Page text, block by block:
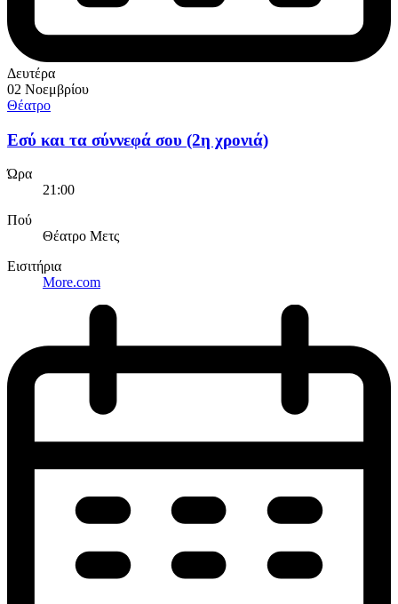
Δευτέρα
02 Νοεμβρίου
Θέατρο
Εσύ και τα σύννεφά σου (2η χρονιά)
Ώρα
21:00
Πού
Θέατρο Μετς
Εισιτήρια
More.com